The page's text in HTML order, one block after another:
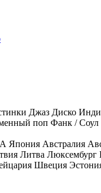
Джаз Диско Инди
поп Фанк / Соул
Япония Австралия
Литва Люксембург
Швеция